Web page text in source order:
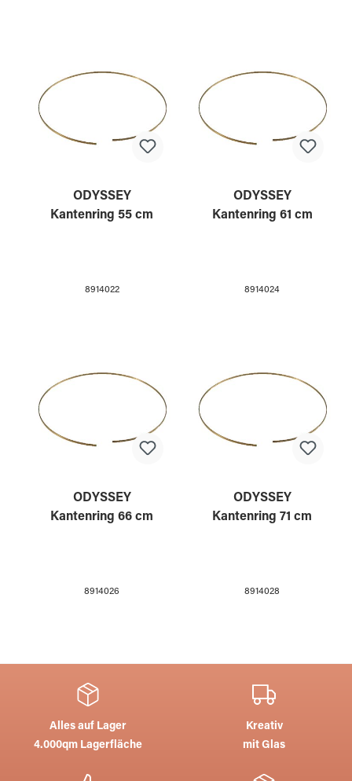
ODYSSEY
Kantenring 55 cm
8914022
ODYSSEY
Kantenring 61 cm
8914024
ODYSSEY
Kantenring 66 cm
8914026
ODYSSEY
Kantenring 71 cm
8914028
Alles auf Lager
4.000qm Lagerfläche
Kreativ
mit Glas